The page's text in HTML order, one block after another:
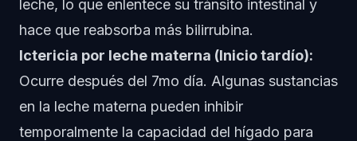
leche, lo que enlentece su tránsito intestinal y
hace que reabsorba más bilirrubina.
Ictericia por leche materna (Inicio tardío):
Ocurre después del 7mo día. Algunas sustancias
en la leche materna pueden inhibir
temporalmente la capacidad del hígado para